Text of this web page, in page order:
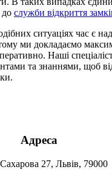
до служби відкриття
ситуаціях час є
ми докладаємо
Наші
та знаннями, щоб
Адреса
27, Львів, 79000